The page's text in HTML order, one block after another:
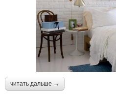
читать дальше →